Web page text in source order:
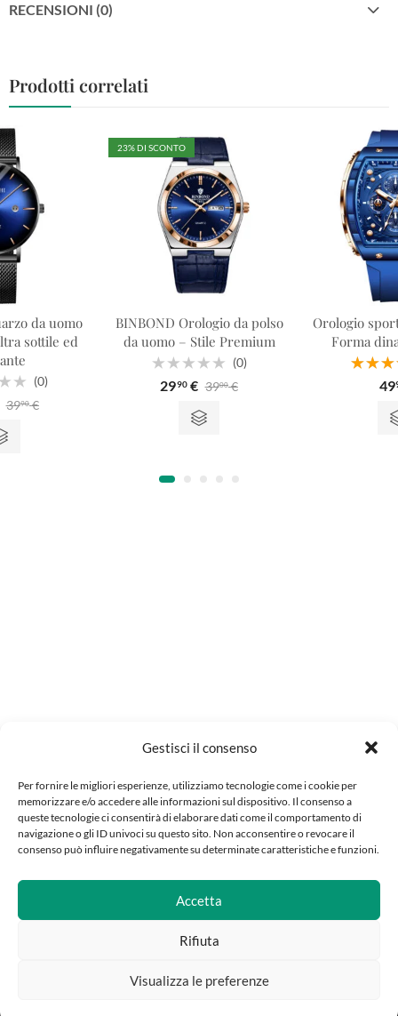
Gestisci il consenso
Per fornire le migliori esperienze, utilizziamo tecnologie come i cookie per
memorizzare e/o accedere alle informazioni sul dispositivo. Il consenso a
queste tecnologie ci consentirà di elaborare dati come il comportamento di
navigazione o gli ID univoci su questo sito. Non acconsentire o revocare il
consenso può influire negativamente su determinate caratteristiche e funzioni.
Accetta
Rifiuta
Visualizza le preferenze
RECENSIONI (0)
Prodotti correlati
da uomo
sottile ed
(0)
3990 €
23% DI SCONTO
BINBOND Orologio da polso
da uomo – Stile Premium
(0)
2990 € 3900 €
Orologio
Forma
49